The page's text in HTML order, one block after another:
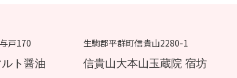
戸170
ト醤油
生駒郡平群町信貴山2280-1
信貴山大本山玉蔵院 宿坊